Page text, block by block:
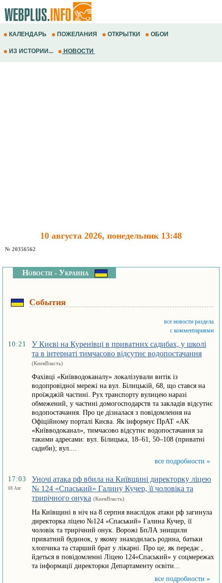
КАЛЕНДАРЬ ПОЖЕЛАНИЯ ОТКРЫТКИ ОБОИ
ИЗ ИСТОРИИ... НОВОСТИ
10 августа 2026, понедельник 13:48
№ 20356562
Новости - Украина
События
все новости раздела
с комментариями
10:21
У Києві на Куренівці в приватних садибах, у школі
та в інтернаті тимчасово відсутнє водопостачання
(КиевВласть)
Фахівці «Київводоканалу» локалізували витік із
водопровідної мережі на вул. Білицькій, 68, що стався на
проїжджій частині. Рух транспорту вулицею наразі
обмежений, у частині домогосподарств та закладів відсутнє
водопостачання. Про це дізналася з повідомлення на
Офіційному порталі Києва. Як інформує ПрАТ «АК
«Київводоканал», тимчасово відсутнє водопостачання за
такими адресами: вул. Білицька, 18–61, 50–108 (приватні
садиби); вул....
все подробности »
17:03
08 Авг
Уночі атака рф вбила на Київщині директорку ліцею
№ 124 «Спаський» Галину Кучер, її чоловіка та
трирічного онука (КиевВласть)
На Київщині в ніч на 8 серпня внаслідок атаки рф загинула
директорка ліцею №124 «Спаський» Галина Кучер, її
чоловік та трирічний онук. Ворожі БпЛА знищили
приватний будинок, у якому знаходилась родина, батьки
хлопчика та старший брат у лікарні. Про це, як передає ,
йдеться в повідомленні Ліцею 124«Спаський» у соцмережах
та інформації директорки Департаменту освіти...
все подробности »